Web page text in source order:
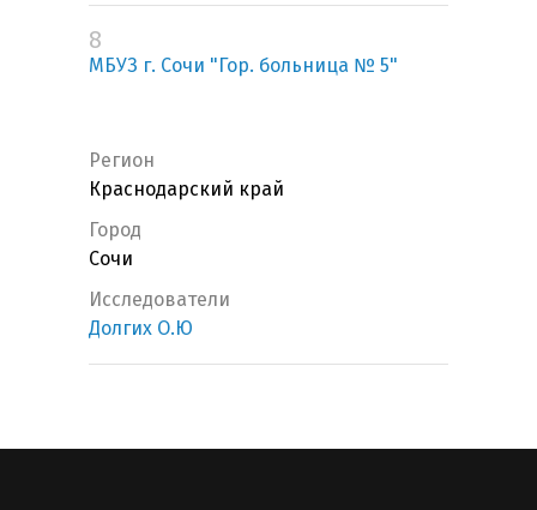
8
МБУЗ г. Сочи "Гор. больница № 5"
Регион
Краснодарский край
Город
Сочи
Исследователи
Долгих О.Ю